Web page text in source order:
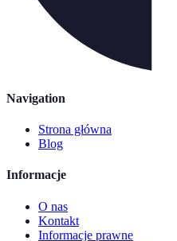
Navigation
Strona główna
Blog
Informacje
O nas
Kontakt
Informacje prawne